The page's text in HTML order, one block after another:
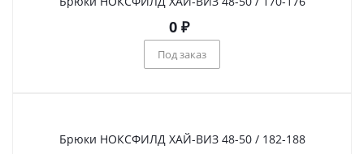
0 ₽
Под заказ
Брюки НОКСФИЛД ХАЙ-ВИЗ 48-50 / 182-188